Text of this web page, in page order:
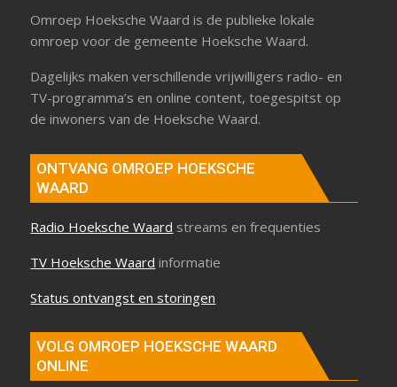
Omroep Hoeksche Waard is de publieke lokale
omroep voor de gemeente Hoeksche Waard.
Dagelijks maken verschillende vrijwilligers radio- en
TV-programma’s en online content, toegespitst op
de inwoners van de Hoeksche Waard.
ONTVANG OMROEP HOEKSCHE
WAARD
Radio Hoeksche Waard streams en frequenties
TV Hoeksche Waard informatie
Status ontvangst en storingen
VOLG OMROEP HOEKSCHE WAARD
ONLINE